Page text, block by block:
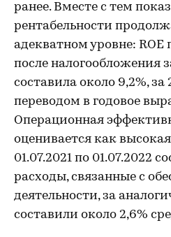
ранее. Вместе с тем
рентабельности
адекватном уровне:
после налогообложения
составила около 9,2%, за
переводом в годовое
Операционная
оценивается как
01.07.2021 по 01.07.2022
расходы, связанные с
деятельности, за
составили около 2,6%